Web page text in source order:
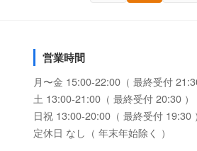
営業時間
月〜金 15:00-22:00（ 最終受付
土 13:00-21:00（ 最終受付 20:30 ）
日祝 13:00-20:00（ 最終受付 19:30 ）
定休日 なし（ 年末年始除く ）